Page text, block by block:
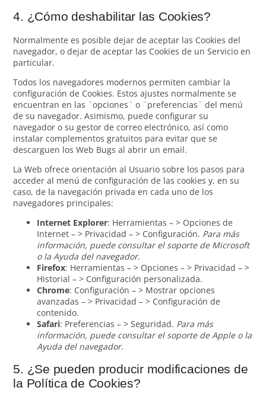
4. ¿Cómo deshabilitar las Cookies?
Normalmente es posible dejar de aceptar las Cookies del
navegador, o dejar de aceptar las Cookies de un Servicio en
particular.
Todos los navegadores modernos permiten cambiar la
configuración de Cookies. Estos ajustes normalmente se
encuentran en las ¨opciones¨ o ¨preferencias¨ del menú
de su navegador. Asimismo, puede configurar su
navegador o su gestor de correo electrónico, así como
instalar complementos gratuitos para evitar que se
descarguen los Web Bugs al abrir un email.
La Web ofrece orientación al Usuario sobre los pasos para
acceder al menú de configuración de las cookies y, en su
caso, de la navegación privada en cada uno de los
navegadores principales:
Internet Explorer: Herramientas – > Opciones de
Internet – > Privacidad – > Configuración. Para más
información, puede consultar el soporte de Microsoft
o la Ayuda del navegador.
Firefox: Herramientas – > Opciones – > Privacidad – >
Historial – > Configuración personalizada.
Chrome: Configuración – > Mostrar opciones
avanzadas – > Privacidad – > Configuración de
contenido.
Safari: Preferencias – > Seguridad. Para más
información, puede consultar el soporte de Apple o la
Ayuda del navegador.
5. ¿Se pueden producir modificaciones de
la Política de Cookies?